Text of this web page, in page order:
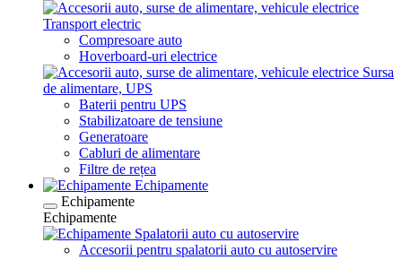
Transport electric
Compresoare auto
Hoverboard-uri electrice
Sursa
de alimentare, UPS
Baterii pentru UPS
Stabilizatoare de tensiune
Generatoare
Cabluri de alimentare
Filtre de rețea
Echipamente
Echipamente
Echipamente
Spalatorii auto cu autoservire
Accesorii pentru spalatorii auto cu autoservire